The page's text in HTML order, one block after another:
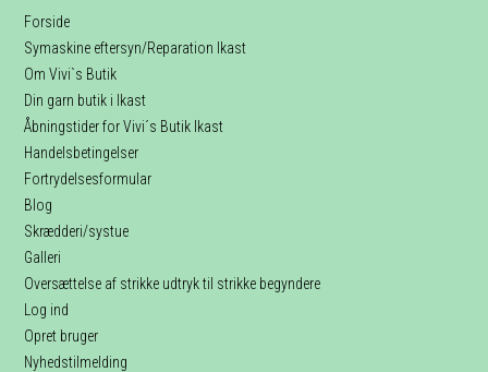
Forside
Symaskine eftersyn/Reparation Ikast
Om Vivi`s Butik
Din garn butik i Ikast
Åbningstider for Vivi´s Butik Ikast
Handelsbetingelser
Fortrydelsesformular
Blog
Skrædderi/systue
Galleri
Oversættelse af strikke udtryk til strikke begyndere
Log ind
Opret bruger
Nyhedstilmelding